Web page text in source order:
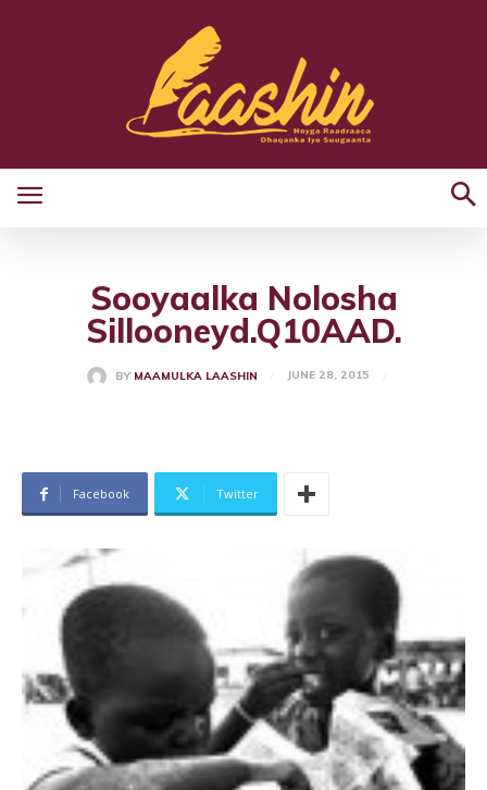
Sooyaalka Nolosha
Sillooneyd.Q10AAD.
BY MAAMULKA LAASHIN JUNE 28, 2015
Facebook Twitter